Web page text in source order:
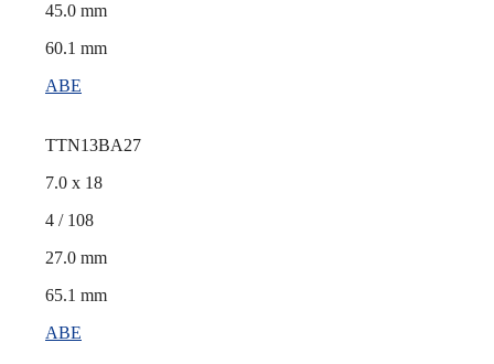
45.0 mm
60.1 mm
ABE
TTN13BA27
7.0 x 18
4 / 108
27.0 mm
65.1 mm
ABE